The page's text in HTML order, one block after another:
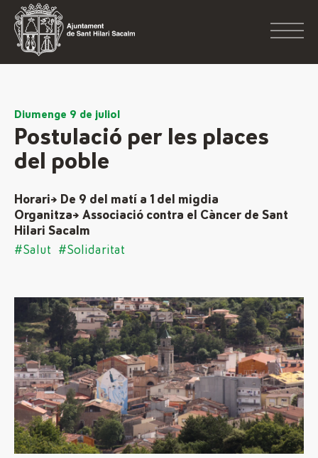
Diumenge 9 de juliol
Postulació per les places
del poble
Horari→ De 9 del matí a 1 del migdia
Organitza→ Associació contra el Càncer de Sant
Hilari Sacalm
#Salut
#Solidaritat